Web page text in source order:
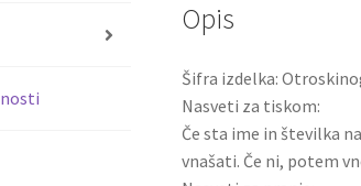
količina
k
Opis
Šifra izdelka:
Nasveti za tiskom:
Če sta ime in številka
vnašati. Če ni, potem